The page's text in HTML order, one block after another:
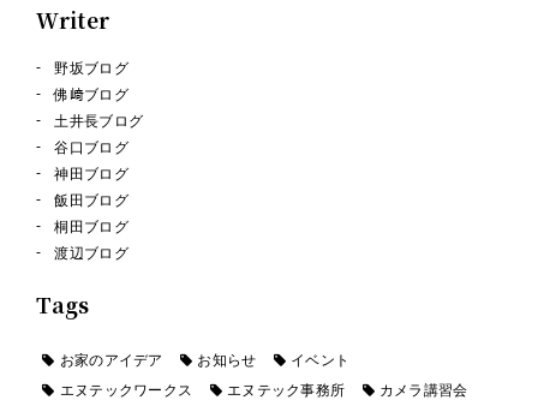
Writer
野坂ブログ
佛﨑ブログ
土井長ブログ
谷口ブログ
神田ブログ
飯田ブログ
桐田ブログ
渡辺ブログ
Tags
お家のアイデア お知らせ
イベント
エヌテックワークス
エヌテック事務所
カメラ講習会